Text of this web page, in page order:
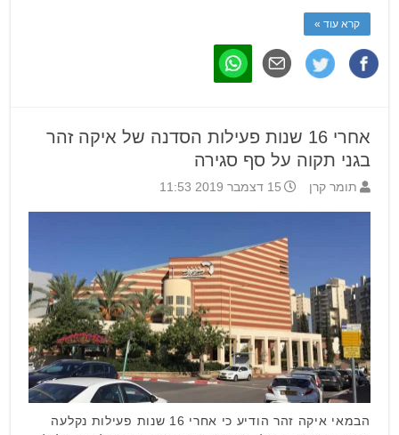
קרא עוד »
אחרי 16 שנות פעילות הסדנה של איקה זהר
בגני תקוה על סף סגירה
תומר קרן 15 דצמבר 2019 11:53
הבמאי איקה זהר הודיע כי אחרי 16 שנות פעילות נקלעה